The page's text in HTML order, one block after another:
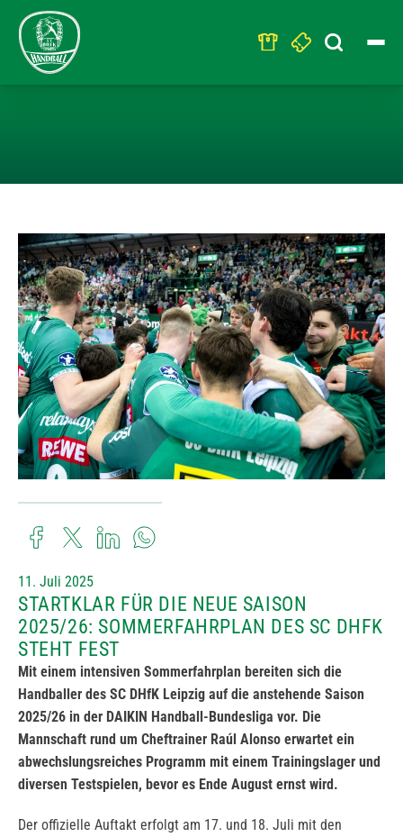
Search
for:
11. Juli 2025
STARTKLAR FÜR DIE NEUE SAISON
2025/26: SOMMERFAHRPLAN DES SC DHFK
STEHT FEST
Mit einem intensiven Sommerfahrplan bereiten sich die
Handballer des SC DHfK Leipzig auf die anstehende Saison
2025/26 in der DAIKIN Handball-Bundesliga vor. Die
Mannschaft rund um Cheftrainer Raúl Alonso erwartet ein
abwechslungsreiches Programm mit einem Trainingslager und
diversen Testspielen, bevor es Ende August ernst wird.
Der offizielle Auftakt erfolgt am 17. und 18. Juli mit den